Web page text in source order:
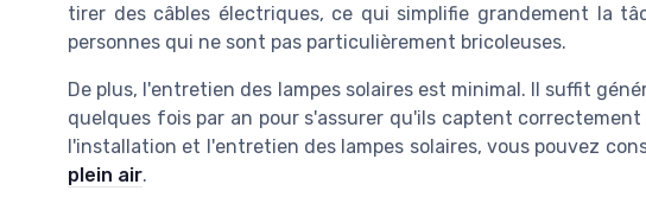
tirer des câbles électriques, ce qui simplifie grandement la
personnes qui ne sont pas particulièrement bricoleuses.
De plus, l'entretien des lampes solaires est minimal. Il suffit
quelques fois par an pour s'assurer qu'ils captent
l'installation et l'entretien des lampes solaires, vous pouvez
plein air.